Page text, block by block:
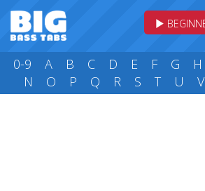
0-9 A B C D E F G H
N
O P Q R S T U V